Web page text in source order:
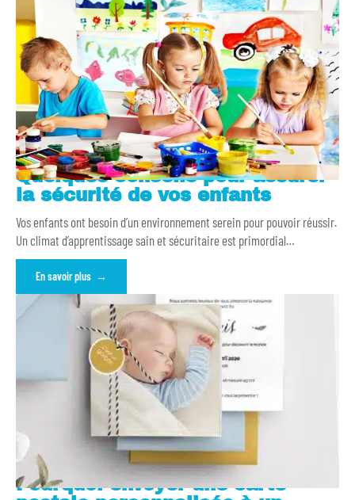
Quelques conseils pour assurer
la sécurité de vos enfants
Vos enfants ont besoin d’un environnement serein pour pouvoir réussir.
Un climat d’apprentissage sain et sécuritaire est primordial…
En savoir plus
Pourquoi envoyer une carte